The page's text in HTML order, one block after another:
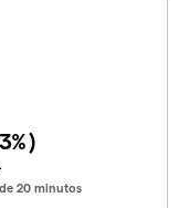
%)
20 minutos